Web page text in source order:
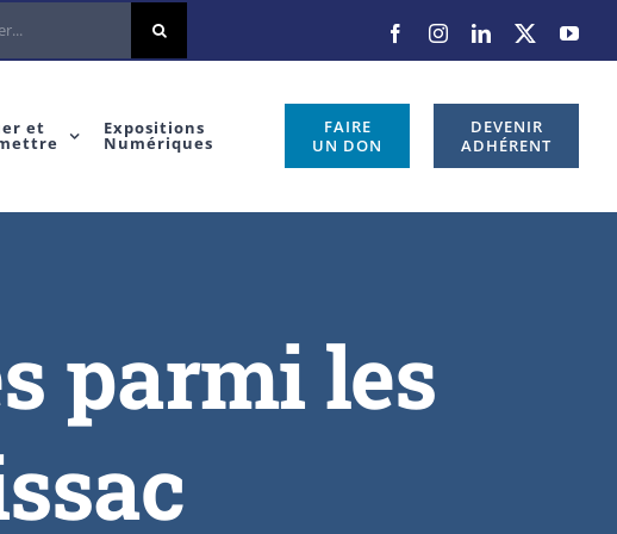
et Expositions
Numériques
FAIRE
UN DON
DEVENIR
ADHÉRENT
parmi les